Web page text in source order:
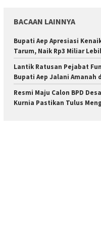
BACAAN LAINNYA
Bupati Aep Apresiasi
Tarum, Naik Rp3 Miliar
Lantik Ratusan Pejabat
Bupati Aep Jalani Amanah
Resmi Maju Calon BPD
Kurnia Pastikan Tulus